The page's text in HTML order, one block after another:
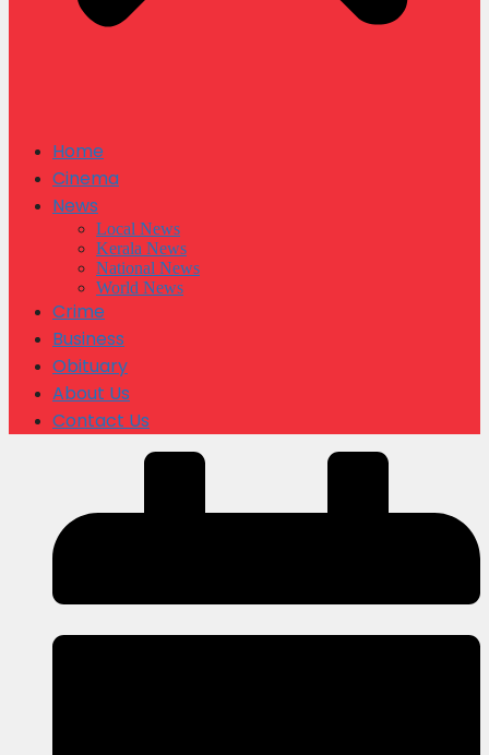
Home
Cinema
News
Local News
Kerala News
National News
World News
Crime
Business
Obituary
About Us
Contact Us